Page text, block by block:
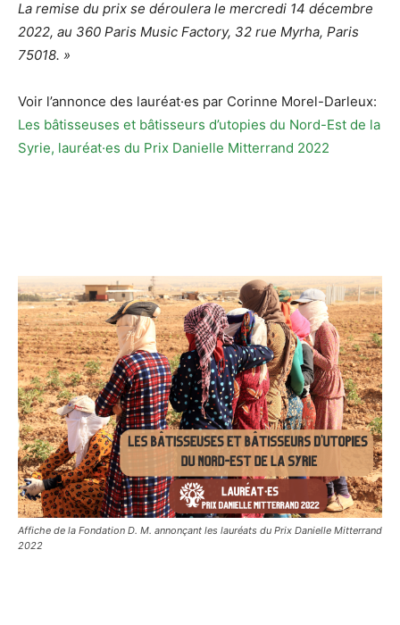
La remise du prix se déroulera le mercredi 14 décembre
2022, au 360 Paris Music Factory, 32 rue Myrha, Paris
75018. »
Voir l’annonce des lauréat·es par Corinne Morel-Darleux:
Les bâtisseuses et bâtisseurs d’utopies du Nord-Est de la
Syrie, lauréat·es du Prix Danielle Mitterrand 2022
Affiche de la Fondation D. M. annonçant les lauréats du Prix Danielle Mitterrand
2022